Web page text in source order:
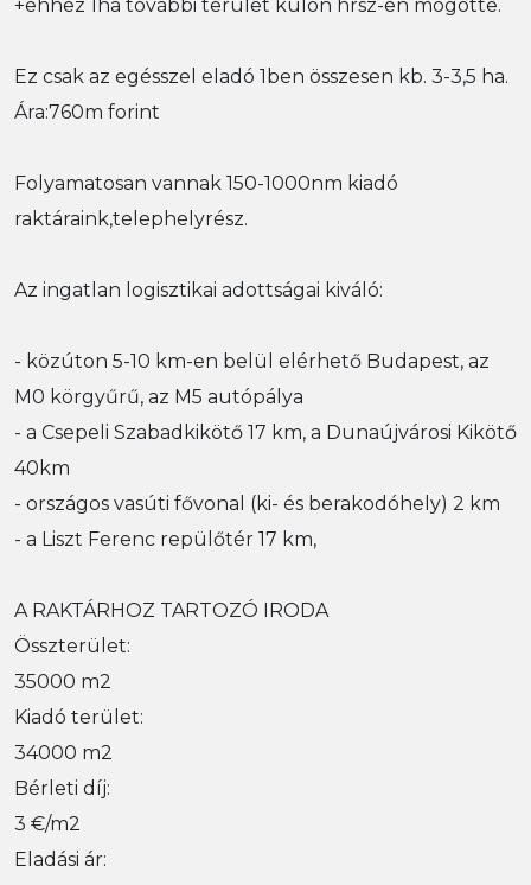
+ehhez 1ha további terület külön hrsz-en mögötte.
Ez csak az egésszel eladó 1ben összesen kb. 3-3,5 ha.
Ára:760m forint
Folyamatosan vannak 150-1000nm kiadó
raktáraink,telephelyrész.
Az ingatlan logisztikai adottságai kiváló:
- közúton 5-10 km-en belül elérhető Budapest, az
M0 körgyűrű, az M5 autópálya
- a Csepeli Szabadkikötő 17 km, a Dunaújvárosi Kikötő
40km
- országos vasúti fővonal (ki- és berakodóhely) 2 km
- a Liszt Ferenc repülőtér 17 km,
A RAKTÁRHOZ TARTOZÓ IRODA
Összterület:
35000 m2
Kiadó terület:
34000 m2
Bérleti díj:
3 €/m2
Eladási ár: